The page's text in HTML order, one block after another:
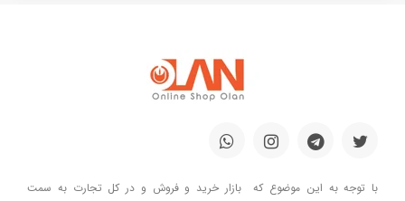
با توجه به این موضوع که بازار خرید و فروش و در کل تجارت به سمت